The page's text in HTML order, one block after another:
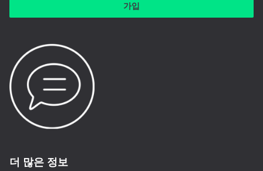
가입
더 많은 정보